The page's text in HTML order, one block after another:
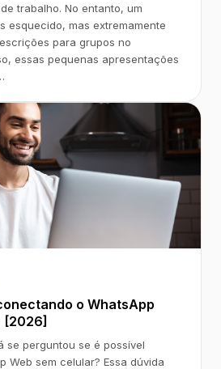
trabalho. No entanto, um
esquecido, mas extremamente
para grupos no
essas pequenas apresentações
o WhatsApp
[2026]
se perguntou se é possível
Web sem celular? Essa dúvida